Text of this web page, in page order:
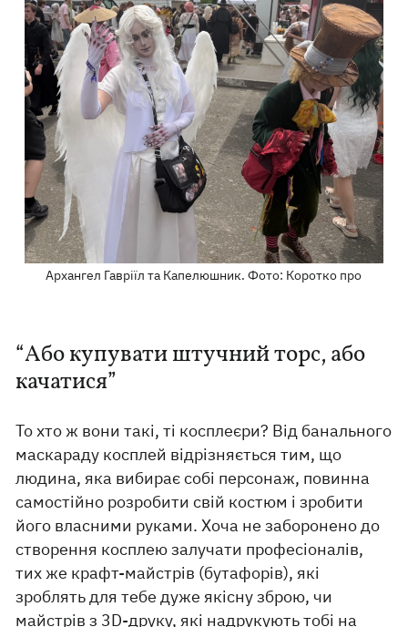
Архангел Гавріїл та Капелюшник. Фото: Коротко про
“Або купувати штучний торс, або
качатися”
То хто ж вони такі, ті косплеєри? Від банального
маскараду косплей відрізняється тим, що
людина, яка вибирає собі персонаж, повинна
самостійно розробити свій костюм і зробити
його власними руками. Хоча не заборонено до
створення косплею залучати професіоналів,
тих же крафт-майстрів (бутафорів), які
зроблять для тебе дуже якісну зброю, чи
майстрів з 3D-друку, які надрукують тобі на